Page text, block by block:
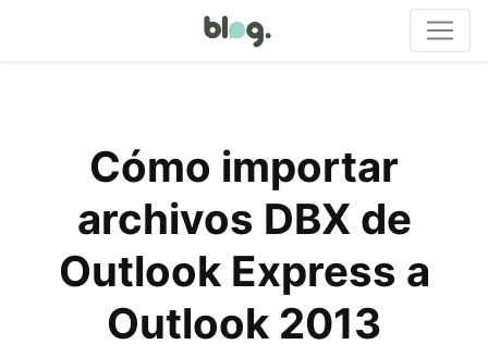
Cómo importar
archivos DBX de
Outlook Express a
Outlook 2013